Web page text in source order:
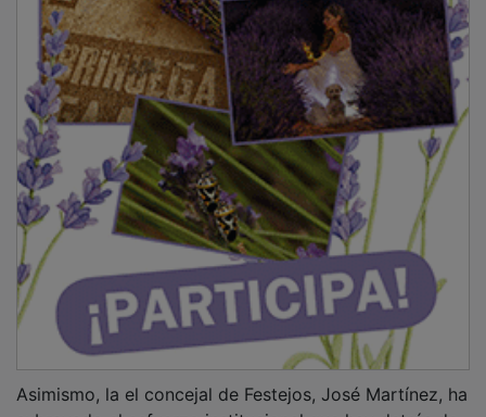
subrayado el esfuerzo institucional que hay detrás de